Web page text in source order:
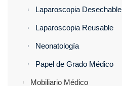
Laparoscopia Desechable
Laparoscopia Reusable
Neonatología
Papel de Grado Médico
Mobiliario Médico